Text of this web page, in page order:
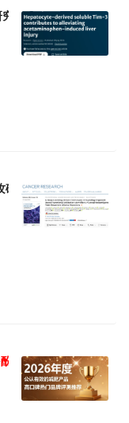
队揭示对乙酰氨基
脑癌免疫治疗“筛选+
酚 调控热量摄入